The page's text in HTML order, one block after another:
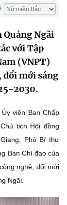
Quảng Ngãi
với Tập
(VNPT)
đổi mới sáng
2030.
viên Ban Chấp
tịch Hội đồng
Phó Bí thư
Ban Chỉ đạo của
nghệ, đổi mới
Ngãi.